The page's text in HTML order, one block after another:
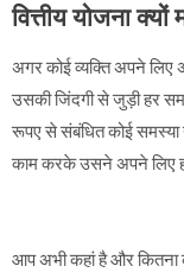
वित्तीय योजना क्यों
अगर कोई व्यक्ति अपने लिए
उसकी जिंदगी से जुड़ी हर
रूपए से संबंधित कोई समस्या
काम करके उसने अपने लिए
आप अभी कहां है और कितना